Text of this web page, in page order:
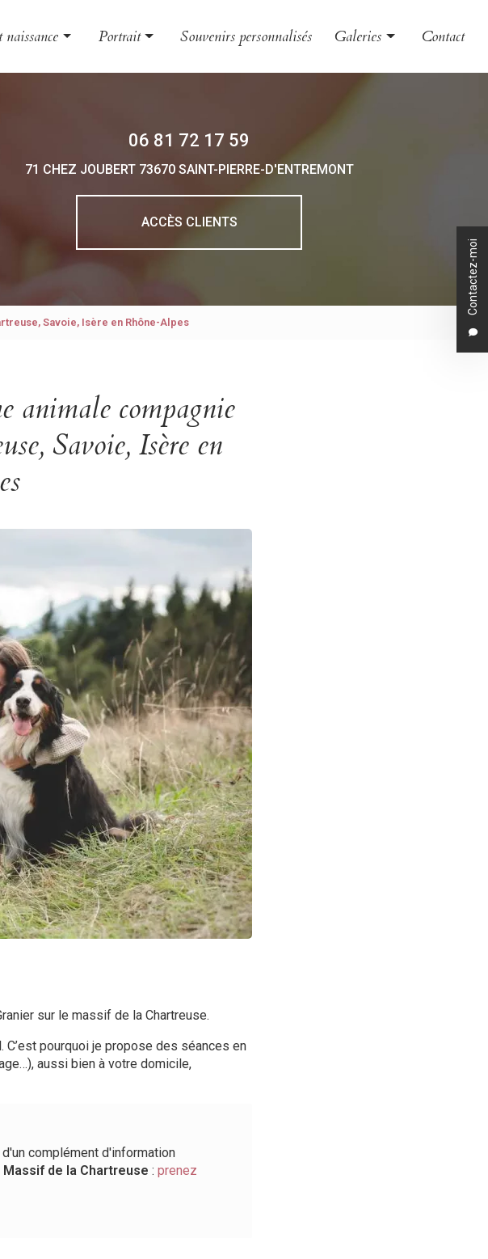
Contactez-moi
naissance Portrait
Book et boudoir
Photo d'entreprise
Souvenirs personnalisés Galeries Contact
06 81 72 17 59
71 CHEZ JOUBERT 73670 SAINT-PIERRE-D'ENTREMONT
ACCÈS CLIENTS
Savoie, Isère en Rhône-Alpes
animale compagnie
Savoie, Isère en
sur le massif de la Chartreuse.
C’est pourquoi je propose des séances en
aussi bien à votre domicile,
complément d'information
Massif de la Chartreuse : prenez